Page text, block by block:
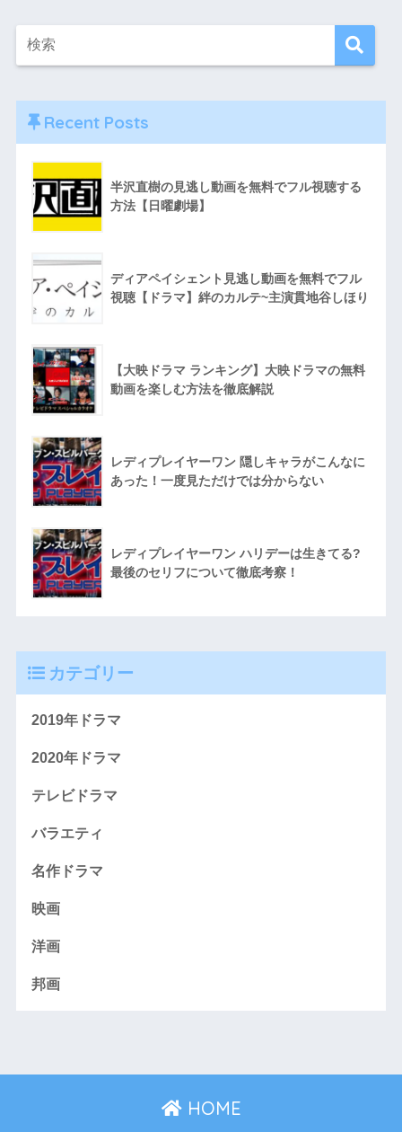
Recent Posts
半沢直樹の見逃し動画を無料でフル視聴する
方法【日曜劇場】
ディアペイシェント見逃し動画を無料でフル
視聴【ドラマ】絆のカルテ~主演貫地谷しほり
【大映ドラマ ランキング】大映ドラマの無料
動画を楽しむ方法を徹底解説
レディプレイヤーワン 隠しキャラがこんなに
あった！一度見ただけでは分からない
レディプレイヤーワン ハリデーは生きてる?
最後のセリフについて徹底考察！
カテゴリー
2019年ドラマ
2020年ドラマ
テレビドラマ
バラエティ
名作ドラマ
映画
洋画
邦画
HOME